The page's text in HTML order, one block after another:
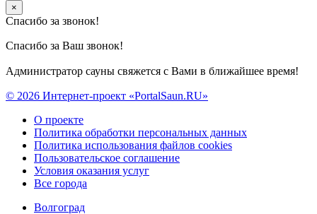
×
Спасибо за звонок!
Спасибо за Ваш звонок!
Администратор сауны свяжется с Вами в ближайшее время!
© 2026 Интернет-проект «PortalSaun.RU»
О проекте
Политика обработки персональных данных
Политика использования файлов cookies
Пользовательское соглашение
Условия оказания услуг
Все города
Волгоград